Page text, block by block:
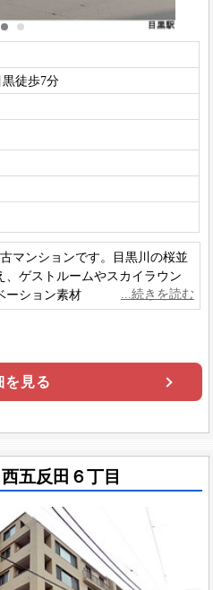
黒徒歩7分
マンションです。目黒川の桜並
ゲストルームやスカイラウン
ーション素材としてもご検討い
を見る
五反田６丁目